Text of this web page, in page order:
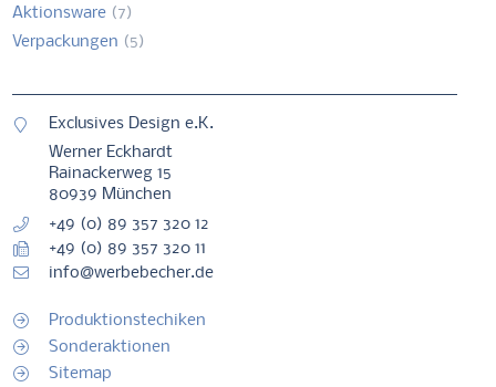
Aktionsware (7)
Verpackungen (5)
Exclusives Design e.K.
Werner Eckhardt
Rainackerweg 15
80939 München
+49 (0) 89 357 320 12
+49 (0) 89 357 320 11
info@werbebecher.de
Produktionstechiken
Sonderaktionen
Sitemap